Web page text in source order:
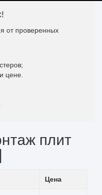
от проверенных
цене.
плит
Цена